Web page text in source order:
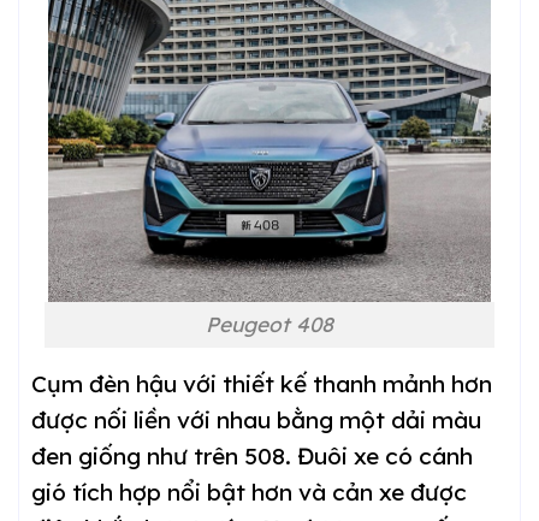
Peugeot 408
Cụm đèn hậu với thiết kế thanh mảnh hơn
được nối liền với nhau bằng một dải màu
đen giống như trên 508. Đuôi xe có cánh
gió tích hợp nổi bật hơn và cản xe được